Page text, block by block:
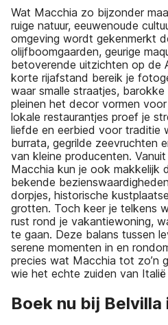
Wat Macchia zo bijzonder
ruige natuur, eeuwenoude
omgeving wordt gekenmerkt
olijfboomgaarden, geurige
betoverende uitzichten op de
korte rijafstand bereik je
waar smalle straatjes,
pleinen het decor vormen
lokale restaurantjes proef je
liefde en eerbied voor traditie
burrata, gegrilde zeevruchten
van kleine producenten.
Macchia kun je ook makkelijk
bekende
dorpjes, historische
grotten. Toch keer je telkens
rust rond je vakantiewoning,
te gaan. Deze balans tussen
serene momenten in en
precies wat Macchia tot zo’n
wie het echte zuiden van
Boek nu bij Belvilla